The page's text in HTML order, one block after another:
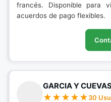
francés. Disponible para
acuerdos de pago flexibles.
GARCIA Y
30